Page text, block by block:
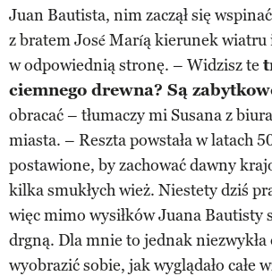
Juan Bautista, nim zaczął się
z bratem José Maríą kierunek wiatru
w odpowiednią stronę. – Widzisz te
ciemnego drewna? Są
obracać – tłumaczy mi Susana z
miasta. – Reszta powstała w latach
postawione, by zachować dawny
kilka smukłych wież. Niestety dziś
więc mimo wysiłków Juana Bautisty
drgną. Dla mnie to jednak niezwykła
wyobrazić sobie, jak wyglądało całe